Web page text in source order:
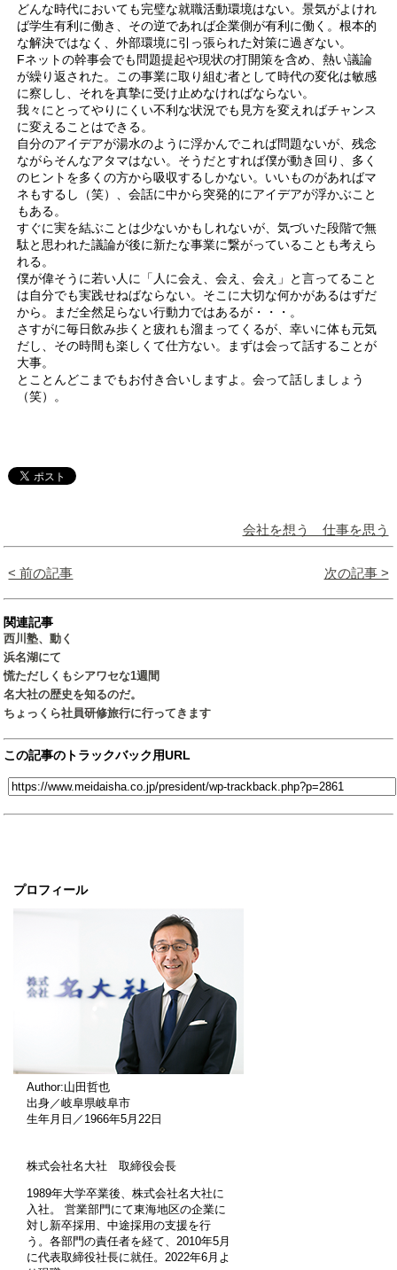
プロフィール
Author:山田哲也
出身／岐阜県岐阜市
生年月日／1966年5月22日
株式会社名大社 取締役会長
1989年大学卒業後、株式会社名大社に
入社。 営業部門にて東海地区の企業に
対し新卒採用、中途採用の支援を行
う。各部門の責任者を経て、2010年5月
に代表取締役社長に就任。2022年6月よ
どんな時代においても完璧な就職活動環境はない。景気がよけれ
ば学生有利に働き、その逆であれば企業側が有利に働く。根本的
な解決ではなく、外部環境に引っ張られた対策に過ぎない。
Fネットの幹事会でも問題提起や現状の打開策を含め、熱い議論
が繰り返された。この事業に取り組む者として時代の変化は敏感
に察しし、それを真摯に受け止めなければならない。
我々にとってやりにくい不利な状況でも見方を変えればチャンス
に変えることはできる。
自分のアイデアが湯水のように浮かんでこれば問題ないが、残念
ながらそんなアタマはない。そうだとすれば僕が動き回り、多く
のヒントを多くの方から吸収するしかない。いいものがあればマ
ネもするし（笑）、会話に中から突発的にアイデアが浮かぶこと
もある。
すぐに実を結ぶことは少ないかもしれないが、気づいた段階で無
駄と思われた議論が後に新たな事業に繋がっていることも考えら
れる。
僕が偉そうに若い人に「人に会え、会え、会え」と言ってること
は自分でも実践せねばならない。そこに大切な何かがあるはずだ
から。まだ全然足らない行動力ではあるが・・・。
さすがに毎日飲み歩くと疲れも溜まってくるが、幸いに体も元気
だし、その時間も楽しくて仕方ない。まずは会って話することが
大事。
とことんどこまでもお付き合いしますよ。会って話しましょう
（笑）。
会社を想う 仕事を思う
< 前の記事 次の記事 >
関連記事
西川塾、動く
浜名湖にて
慌ただしくもシアワセな1週間
名大社の歴史を知るのだ。
ちょっくら社員研修旅行に行ってきます
この記事のトラックバック用URL